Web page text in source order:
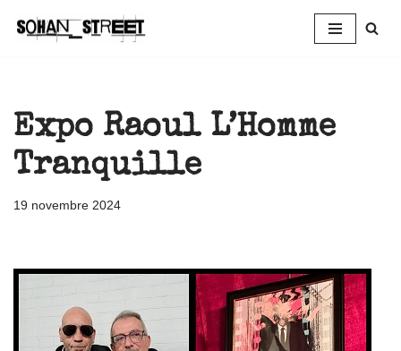
Expo Raoul L’Homme
Tranquille
19 novembre 2024